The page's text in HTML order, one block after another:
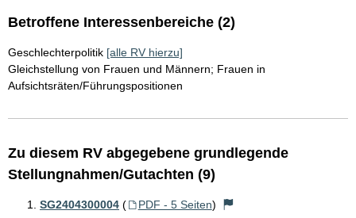
Betroffene Interessenbereiche (2)
Geschlechterpolitik [alle RV hierzu]
Gleichstellung von Frauen und Männern; Frauen in
Aufsichtsräten/Führungspositionen
Zu diesem RV abgegebene grundlegende
Stellungnahmen/Gutachten (9)
SG2404300004 ( PDF - 5 Seiten)